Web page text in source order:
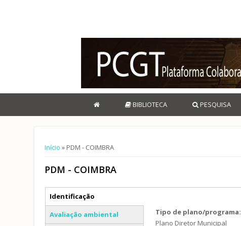
BIBLIOTECA PESQUISA
Está aqui
Início » PDM - COIMBRA
PDM - COIMBRA
Separadores verticais
Identificação
(separador ativo)
Avaliação ambiental
Tipo de plano/programa:
Plano Diretor Municipal